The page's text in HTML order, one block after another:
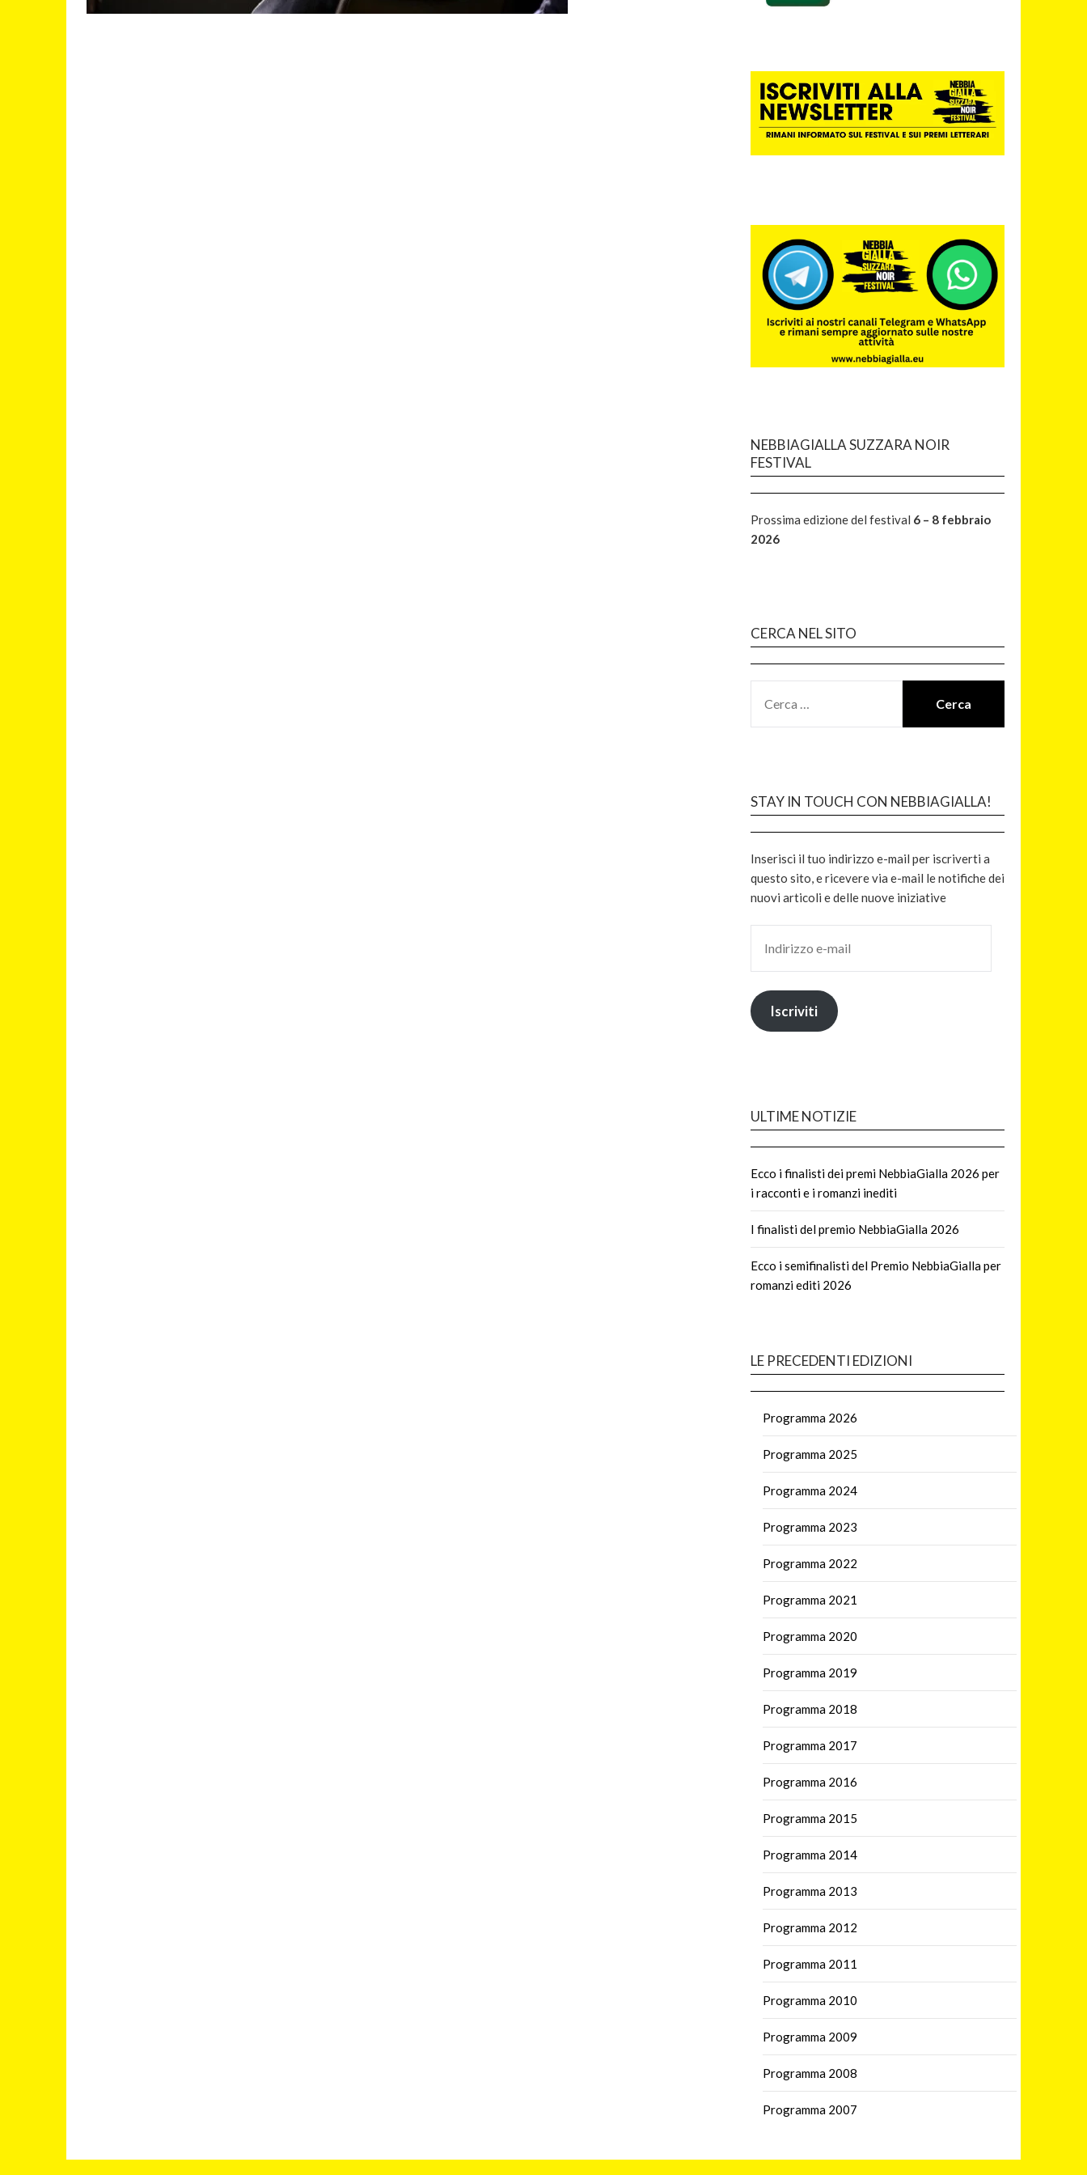
NEBBIAGIALLA SUZZARA NOIR
FESTIVAL
Prossima edizione del festival 6 – 8 febbraio
2026
CERCA NEL SITO
STAY IN TOUCH CON NEBBIAGIALLA!
Inserisci il tuo indirizzo e-mail per iscriverti a
questo sito, e ricevere via e-mail le notifiche dei
nuovi articoli e delle nuove iniziative
Iscriviti
ULTIME NOTIZIE
Ecco i finalisti dei premi NebbiaGialla 2026 per
i racconti e i romanzi inediti
I finalisti del premio NebbiaGialla 2026
Ecco i semifinalisti del Premio NebbiaGialla per
romanzi editi 2026
LE PRECEDENTI EDIZIONI
Programma 2026
Programma 2025
Programma 2024
Programma 2023
Programma 2022
Programma 2021
Programma 2020
Programma 2019
Programma 2018
Programma 2017
Programma 2016
Programma 2015
Programma 2014
Programma 2013
Programma 2012
Programma 2011
Programma 2010
Programma 2009
Programma 2008
Programma 2007